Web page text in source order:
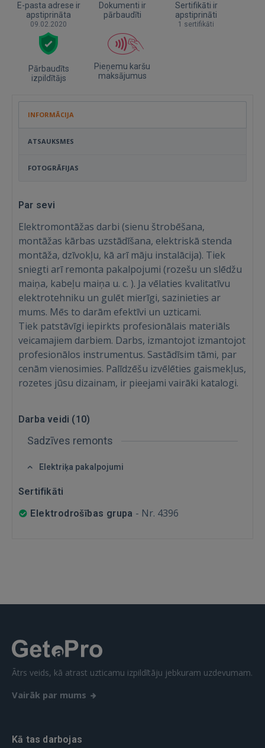
Ienākt
FACEBOOK
E-pasta adrese ir
apstiprināta
09.02.2020
Dokumenti ir
pārbaudīti
Sertifikāti ir
apstiprināti
1 sertifikāti
Pārbaudīts
izpildītājs
Pieņemu karšu
maksājumus
INFORMĀCIJA
ATSAUKSMES
FOTOGRĀFIJAS
Par sevi
Elektromontāžas darbi (sienu štrobēšana,
montāžas kārbas uzstādīšana, elektriskā stenda
montāža, dzīvokļu, kā arī māju instalācija). Tiek
sniegti arī remonta pakalpojumi (rozešu un slēdžu
maiņa, kabeļu maiņa u. c. ). Ja vēlaties kvalitatīvu
elektrotehniku ​​un gulēt mierīgi, sazinieties ar
mums. Mēs to darām efektīvi un uzticami.
Tiek patstāvīgi iepirkts profesionālais materiāls
veicamajiem darbiem. Darbs, izmantojot izmantojot
profesionālos instrumentus. Sastādīsim tāmi, par
cenām vienosimies. Palīdzēšu izvēlēties gaismekļus,
rozetes jūsu dizainam, ir pieejami vairāki katalogi.
Darba veidi (10)
Sadzīves remonts
Elektriķa pakalpojumi
Sertifikāti
Elektrodrošības grupa - Nr. 4396
Ātrs veids, kā atrast uzticamu izpildītāju jebkuram uzdevumam.
Vairāk par mums
Kā tas darbojas